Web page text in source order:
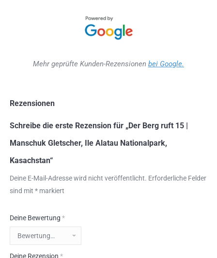
Mehr geprüfte Kunden-Rezensionen bei Google.
Rezensionen
Schreibe die erste Rezension für „Der Berg ruft 15 |
Manschuk Gletscher, Ile Alatau Nationalpark,
Kasachstan“
Deine E-Mail-Adresse wird nicht veröffentlicht. Erforderliche Felder
sind mit * markiert
Deine Bewertung *
Deine Rezension *